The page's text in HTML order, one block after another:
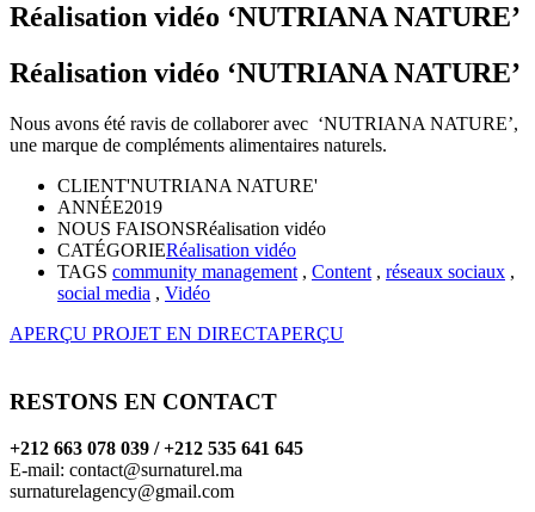
Réalisation vidéo ‘NUTRIANA NATURE’
Réalisation vidéo ‘NUTRIANA NATURE’
Nous avons été ravis de collaborer avec ‘NUTRIANA NATURE’,
une marque de compléments alimentaires naturels.
CLIENT'NUTRIANA NATURE'
ANNÉE2019
NOUS FAISONSRéalisation vidéo
CATÉGORIERéalisation vidéo
TAGS community management , Content , réseaux sociaux ,
social media , Vidéo
APERÇU PROJET EN DIRECTAPERÇU
RESTONS EN CONTACT
+212 663 078 039 / +212 535 641 645
E-mail: contact@surnaturel.ma
surnaturelagency@gmail.com